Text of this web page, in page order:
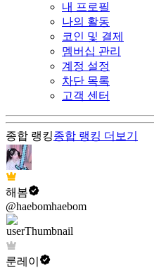
내 프로필
나의 활동
코인 및 결제
멤버십 관리
계정 설정
차단 목록
고객 센터
종합 랭킹종합 랭킹 더보기
해봄
@haebomhaebom
룬레이